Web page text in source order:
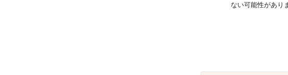
ない可能性があり